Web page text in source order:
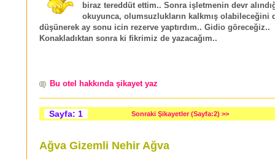
biraz tereddüt ettim.. Sonra işletmenin devr
okuyunca, olumsuzlukların kalkmış olabileceğini
düşünerek ay sonu icin rezerve yaptırdım.. Gidio göreceğiz..
Konakladıktan sonra ki fikrimiz de yazacağım..
Bu otel hakkında şikayet yaz
Sayfa: 1 Sonraki Şikayetler (Sayfa:2) >>
Ağva Gizemli Nehir Ağva